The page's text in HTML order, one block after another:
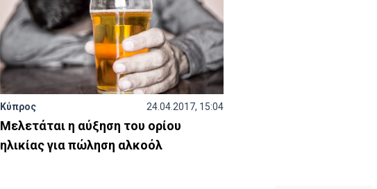
Κύπρος 24.04.2017, 15:04
Μελετάται η αύξηση του ορίου
ηλικίας για πώληση αλκοόλ